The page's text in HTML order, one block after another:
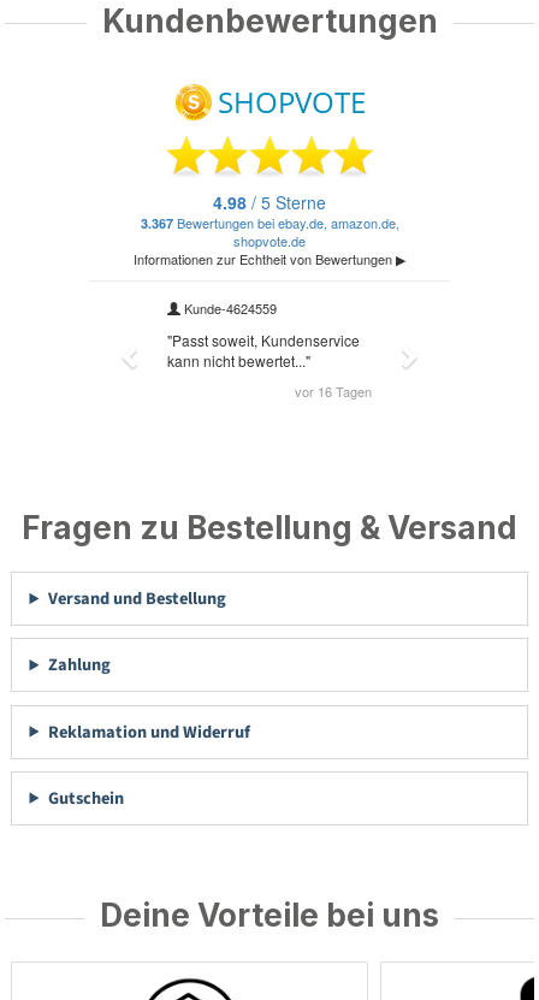
Kundenbewertungen
Fragen zu Bestellung & Versand
Versand und Bestellung
Zahlung
Reklamation und Widerruf
Gutschein
Deine Vorteile bei uns